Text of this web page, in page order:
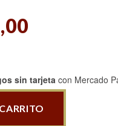
sin tarjeta con Mercado